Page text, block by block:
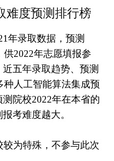
难度预测排行榜
年录取数据，预测
2022年志愿填报参
五年录取趋势、预测
种人工智能算法集成预
院校2022年在本省的
考难度越大。
为特殊，不参与此次